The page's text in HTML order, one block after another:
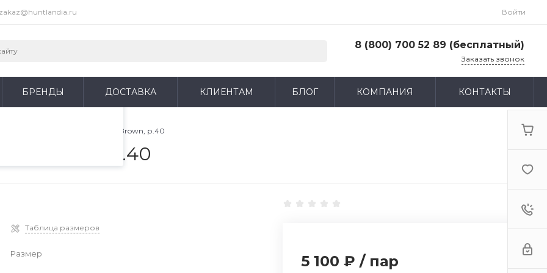
и
Продолжая
использования.
zakaz@huntlandia.ru Войти
8 (800) 700 52 89 (бесплатный)
г. Москва, ул. Адмирала Макарова, д. 6, стр.
Заказать звонок
БРЕНДЫ ДОСТАВКА КЛИЕНТАМ БЛОГ КОМПАНИЯ КОНТАКТЫ
Сапоги HUNTLANDIA BOT High Brown, р.40
Brown, р.40
Таблица размеров
Размер 5 100 ₽ / пар